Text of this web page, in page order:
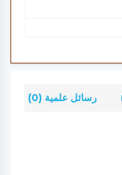
رسائل علمية (0)